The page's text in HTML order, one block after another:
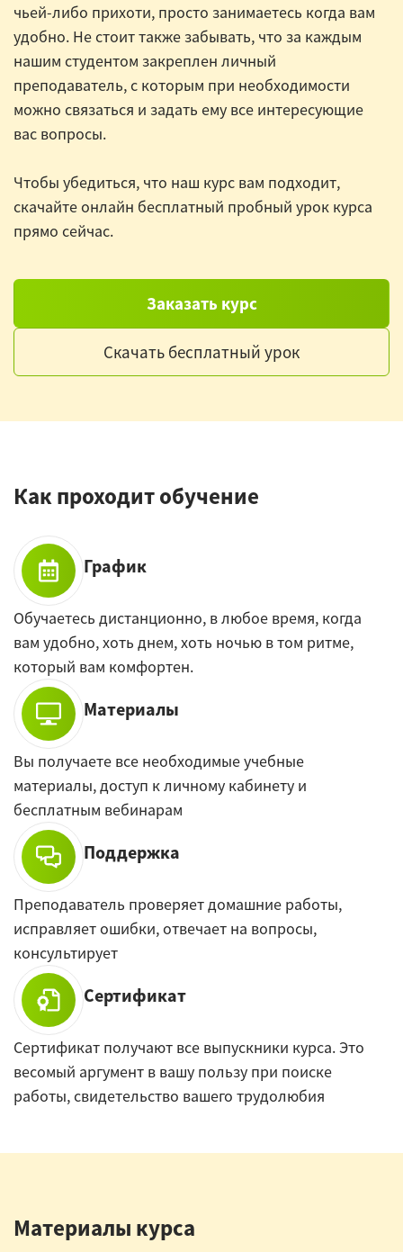
чьей-либо прихоти, просто занимаетесь когда вам
удобно. Не стоит также забывать, что за каждым
нашим студентом закреплен личный
преподаватель, с которым при необходимости
можно связаться и задать ему все интересующие
вас вопросы.
Чтобы убедиться, что наш курс вам подходит,
скачайте онлайн бесплатный пробный урок курса
прямо сейчас.
Заказать курс
Скачать бесплатный урок
Как проходит обучение
График
Обучаетесь дистанционно, в любое время, когда
вам удобно, хоть днем, хоть ночью в том ритме,
который вам комфортен.
Материалы
Вы получаете все необходимые учебные
материалы, доступ к личному кабинету и
бесплатным вебинарам
Поддержка
Преподаватель проверяет домашние работы,
исправляет ошибки, отвечает на вопросы,
консультирует
Сертификат
Сертификат получают все выпускники курса. Это
весомый аргумент в вашу пользу при поиске
работы, свидетельство вашего трудолюбия
Материалы курса